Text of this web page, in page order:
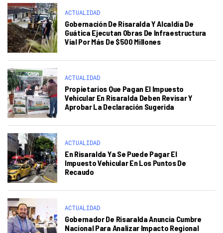
ACTUALIDAD
Gobernación De Risaralda Y Alcaldía De
Guática Ejecutan Obras De Infraestructura
Vial Por Más De $500 Millones
ACTUALIDAD
Propietarios Que Pagan El Impuesto
Vehicular En Risaralda Deben Revisar Y
Aprobar La Declaración Sugerida
ACTUALIDAD
En Risaralda Ya Se Puede Pagar El
Impuesto Vehicular En Los Puntos De
Recaudo
ACTUALIDAD
Gobernador De Risaralda Anuncia Cumbre
Nacional Para Analizar Impacto Regional